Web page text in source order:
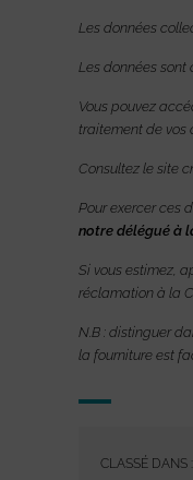
Les données
Les données sont
Vous pouvez
traitement de vos
Consultez le site
Pour exercer ces
notre délégué à
Si vous estimez,
réclamation à la
N.B : distinguer
la fourniture est
CLASSÉ DANS :